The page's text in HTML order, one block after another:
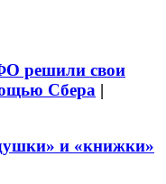
решили свои
Сбера |
и «книжки»